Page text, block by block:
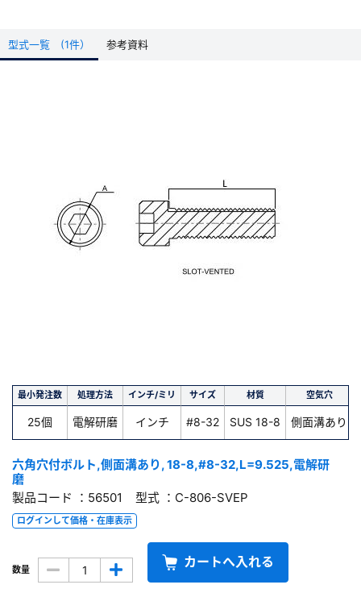
型式一覧 (1件） 参考資料
最小発注数 処理方法 インチ/ミリ サイズ 材質 空気穴
25個 電解研磨 インチ #8-32 SUS 18-8 側面溝あり
六角穴付ボルト,側面溝あり, 18-8,#8-32,L=9.525,電解研
磨
製品コード ：56501 型式 ：C-806-SVEP
ログインして価格・在庫表示
数量 カートへ入れる